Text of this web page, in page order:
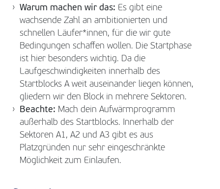
Warum machen wir das: Es gibt eine
wachsende Zahl an ambitionierten und
schnellen Läufer*innen, für die wir gute
Bedingungen schaffen wollen. Die Startphase
ist hier besonders wichtig. Da die
Laufgeschwindigkeiten innerhalb des
Startblocks A weit auseinander liegen können,
gliedern wir den Block in mehrere Sektoren.
Beachte: Mach dein Aufwärmprogramm
außerhalb des Startblocks. Innerhalb der
Sektoren A1, A2 und A3 gibt es aus
Platzgründen nur sehr eingeschränkte
Möglichkeit zum Einlaufen.